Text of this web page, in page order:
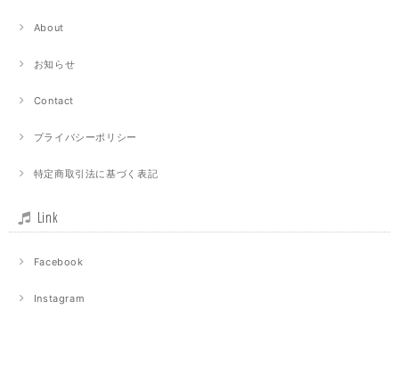
About
お知らせ
Contact
プライバシーポリシー
特定商取引法に基づく表記
Link
Facebook
Instagram